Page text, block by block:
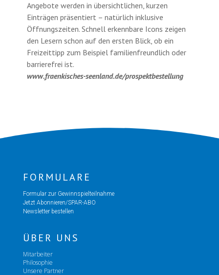
Angebote werden in übersichtlichen, kurzen
Einträgen präsentiert – natürlich inklusive
Öffnungszeiten. Schnell erkennbare Icons zeigen
den Lesern schon auf den ersten Blick, ob ein
Freizeittipp zum Beispiel familienfreundlich oder
barrierefrei ist.
www.fraenkisches-seenland.de/prospektbestellung
FORMULARE
Formular zur Gewinnspielteilnahme
Jetzt Abonnieren/SPAR-ABO
Newsletter bestellen
ÜBER UNS
Mitarbeiter
Philosophie
Unsere Partner